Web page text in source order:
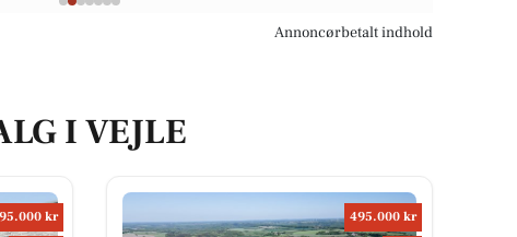
Annoncørbetalt indhold
I VEJLE
kr
495.000 kr